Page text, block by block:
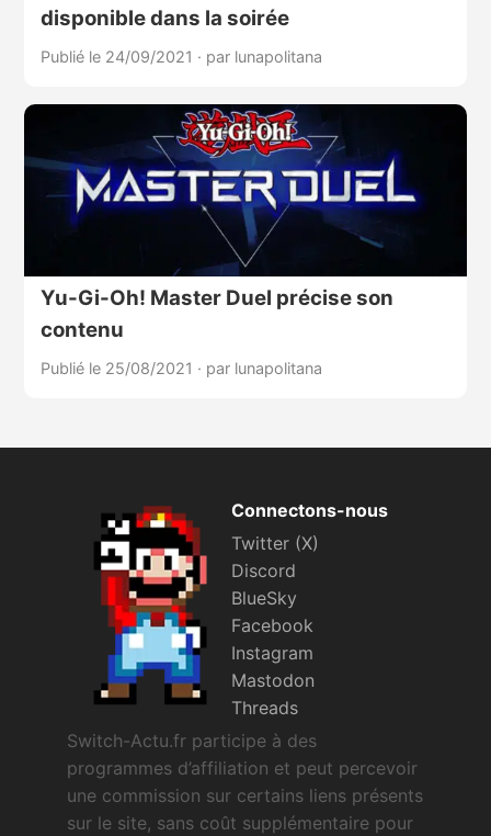
disponible dans la soirée
Publié le 24/09/2021 · par lunapolitana
Yu-Gi-Oh! Master Duel précise son
contenu
Publié le 25/08/2021 · par lunapolitana
Connectons-nous
Twitter (X)
Discord
BlueSky
Facebook
Instagram
Mastodon
Threads
Switch-Actu.fr participe à des
programmes d’affiliation et peut percevoir
une commission sur certains liens présents
sur le site, sans coût supplémentaire pour